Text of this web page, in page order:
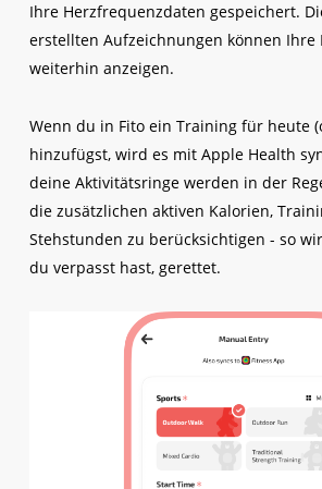
Ihre Herzfrequenzdaten gespeichert.
erstellten Aufzeichnungen können Ihre
weiterhin anzeigen.
Wenn du in Fito ein Training für heute
hinzufügst, wird es mit Apple Health
deine Aktivitätsringe werden in der
die zusätzlichen aktiven Kalorien,
Stehstunden zu berücksichtigen - so
du verpasst hast, gerettet.